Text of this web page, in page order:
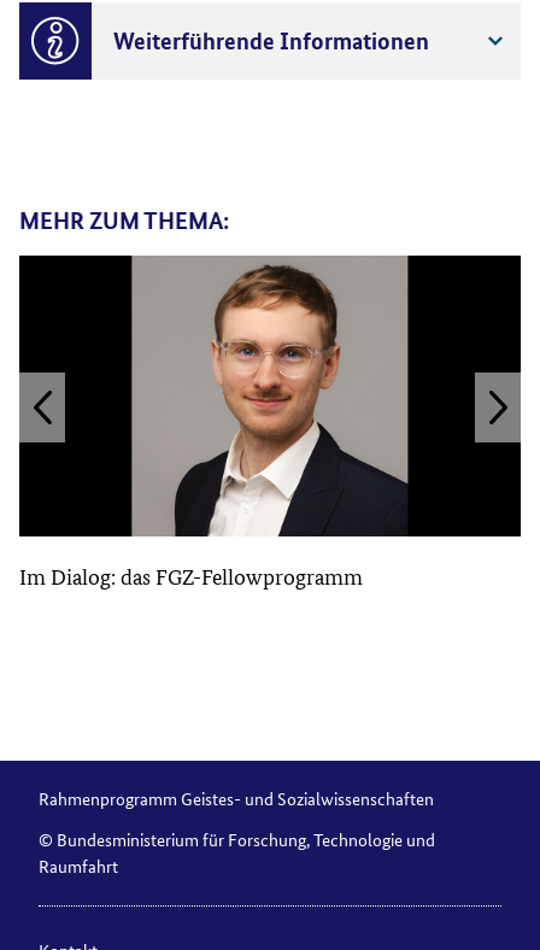
Weiterführende Informationen
MEHR ZUM THEMA:
Im Dialog: das FGZ-Fellowprogramm
Rahmenprogramm Geistes- und Sozialwissenschaften
© Bundesministerium für Forschung, Technologie und
Raumfahrt